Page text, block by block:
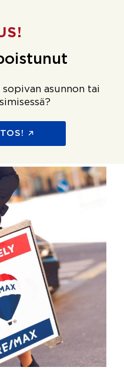
asunnon tai